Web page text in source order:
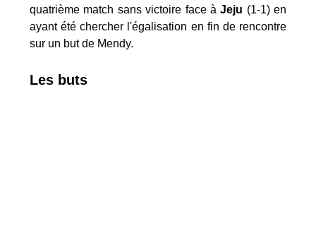
quatrième match sans victoire face àJeju (1-1) en
ayant été chercher l'égalisation en fin de rencontre
sur un but de Mendy.
Les buts